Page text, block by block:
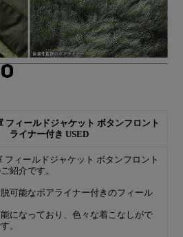
フィールドジャケット ボタンフロント
ライナー付き USED
フィールドジャケット ボタンフロント
紹介です。
可能なボアライナー付きのフィール
になっており、色々な着こなしがで
。